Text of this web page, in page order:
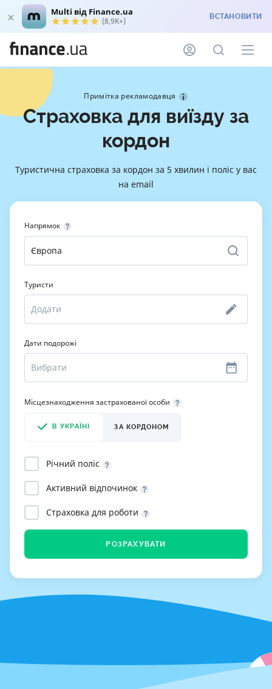
Multi від Finance.ua
(8,9K+) ВСТАНОВИТИ
Примітка рекламодавця
Страховка для виїзду за
кордон
Туристична страховка за кордон за 5 хвилин і поліс у вас
на email
Напрямок
Туристи
Дати подорожі
Місцезнаходження застрахованої особи
В УКРАЇНІ ЗА КОРДОНОМ
Річний поліс
Активний відпочинок
Страховка для роботи
РОЗРАХУВАТИ